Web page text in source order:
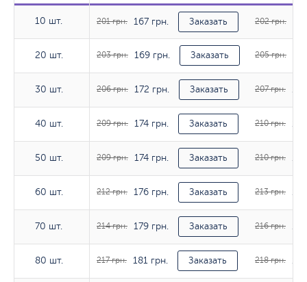
10 шт.
20 шт.
30 шт.
40 шт.
50 шт.
60 шт.
70 шт.
80 шт.
10 шт. 201 грн. 167 грн. Заказать 202 грн.
20 шт. 203 грн. 169 грн. Заказать 205 грн.
30 шт. 206 грн. 172 грн. Заказать 207 грн.
40 шт. 209 грн. 174 грн. Заказать 210 грн.
50 шт. 209 грн. 174 грн. Заказать 210 грн.
60 шт. 212 грн. 176 грн. Заказать 213 грн.
70 шт. 214 грн. 179 грн. Заказать 216 грн.
80 шт. 217 грн. 181 грн. Заказать 218 грн.